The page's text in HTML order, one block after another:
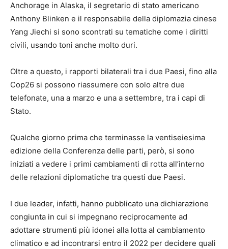
Anchorage in Alaska, il segretario di stato americano
Anthony Blinken e il responsabile della diplomazia cinese
Yang Jiechi si sono scontrati su tematiche come i diritti
civili, usando toni anche molto duri.
Oltre a questo, i rapporti bilaterali tra i due Paesi, fino alla
Cop26 si possono riassumere con solo altre due
telefonate, una a marzo e una a settembre, tra i capi di
Stato.
Qualche giorno prima che terminasse la ventiseiesima
edizione della Conferenza delle parti, però, si sono
iniziati a vedere i primi cambiamenti di rotta all’interno
delle relazioni diplomatiche tra questi due Paesi.
I due leader, infatti, hanno pubblicato una dichiarazione
congiunta in cui si impegnano reciprocamente ad
adottare strumenti più idonei alla lotta al cambiamento
climatico e ad incontrarsi entro il 2022 per decidere quali